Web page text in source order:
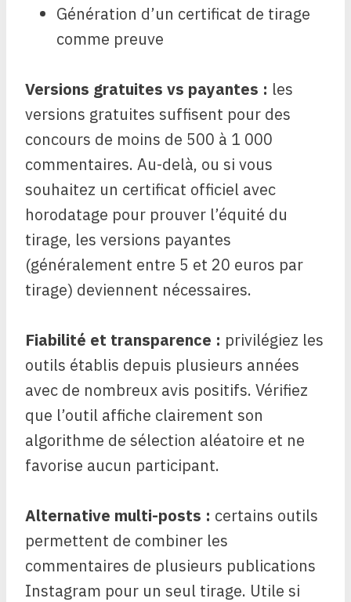
Génération d’un certificat de tirage
comme preuve
Versions gratuites vs payantes : les
versions gratuites suffisent pour des
concours de moins de 500 à 1 000
commentaires. Au-delà, ou si vous
souhaitez un certificat officiel avec
horodatage pour prouver l’équité du
tirage, les versions payantes
(généralement entre 5 et 20 euros par
tirage) deviennent nécessaires.
Fiabilité et transparence : privilégiez les
outils établis depuis plusieurs années
avec de nombreux avis positifs. Vérifiez
que l’outil affiche clairement son
algorithme de sélection aléatoire et ne
favorise aucun participant.
Alternative multi-posts : certains outils
permettent de combiner les
commentaires de plusieurs publications
Instagram pour un seul tirage. Utile si